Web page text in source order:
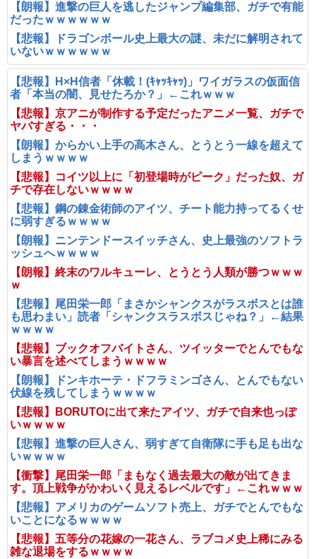
【朗報】進撃の巨人を逃したジャンプ編集部、ガチで有能
だったｗｗｗｗｗｗ
【悲報】ドラゴンボール史上最大の謎、未だに解明されて
いないｗｗｗｗｗｗ
【悲報】H×H信者「休載！(ｷｬｯｷｬｯ)」ワイガラスの仮面信
者「本当の闇、見せたろか？」←これｗｗｗ
【悲報】京アニが制作する予定だったアニメ一覧、ガチで
ヤバすぎる・・・
【朗報】からかい上手の高木さん、とうとう一線を超えて
しまうｗｗｗｗ
【悲報】コイツ以上に「初登場時がピーク」だった奴、ガ
チで存在しないｗｗｗｗ
【悲報】鋼の錬金術師のアイツ、チート能力持ってるくせ
に弱すぎるｗｗｗｗ
【朗報】ニンテンドースイッチさん、史上最強のソフトラ
ッシュへｗｗｗｗ
【朗報】終末のワルキューレ、とうとう人類が勝つｗｗｗ
ｗ
【悲報】尾田栄一郎「まさかシャンクスがラスボスとは誰
も思わまい」読者「シャンクスラスボスじゃね？」←結果
ｗｗｗｗ
【悲報】ブックオフバイトさん、ツイッターでとんでもな
い暴言を述べてしまうｗｗｗｗ
【朗報】ドンキホーテ・ドフラミンゴさん、とんでもない
伏線を残してしまうｗｗｗｗ
【悲報】BORUTOに出て来たアイツ、ガチで自来也っぽ
いｗｗｗｗ
【悲報】進撃の巨人さん、弱すぎて自衛隊に手も足も出な
いｗｗｗｗ
【衝撃】尾田栄一郎「まもなく過去最大の敵が出てきま
す。頂上戦争がかわいく見えるレベルです」←これｗｗｗ
【悲報】アメリカのゲームソフト売上、ガチでとんでもな
いことになるｗｗｗｗ
【悲報】五等分の花嫁の一花さん、ラブコメ史上稀にみる
雑な退場をするｗｗｗｗ